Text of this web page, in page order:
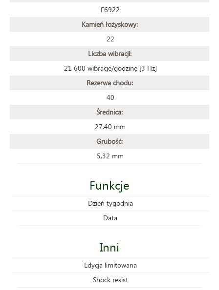
F6922
Kamień łożyskowy:
22
Liczba wibracji:
21 600 wibracje/godzinę [3 Hz]
Rezerwa chodu:
40
Średnica:
27,40 mm
Grubość:
5,32 mm
Funkcje
Dzień tygodnia
Data
Inni
Edycja limitowana
Shock resist